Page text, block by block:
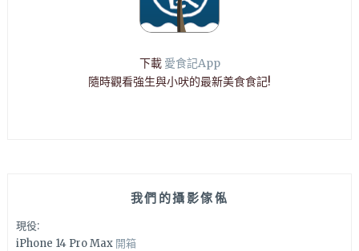
下載 愛食記App
隨時觀看強生與小吠的最新美食食記!
我們的攝影傢俬
現役:
iPhone 14 Pro Max 開箱